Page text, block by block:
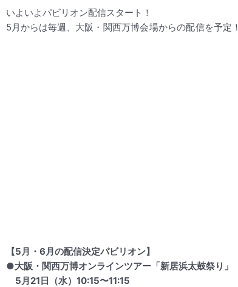
いよいよパビリオン配信スタート！
5月からは毎週、 大阪・関西万博会場からの配信を予定！
【5月・6月の配信決定パビリオン】
●大阪・関西万博オンラインツアー「新居浜太鼓祭り」
5月21日（水）10:15〜11:15